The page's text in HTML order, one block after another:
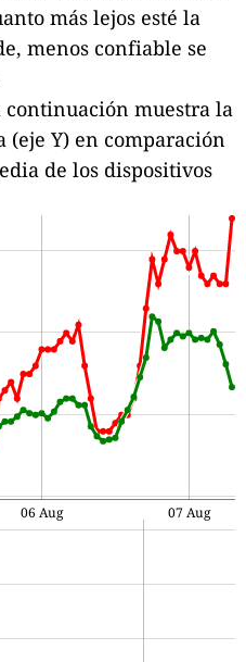
más lejos esté la
menos confiable se
continuación muestra la
Y) en comparación
de los dispositivos
06 Aug 07 Aug